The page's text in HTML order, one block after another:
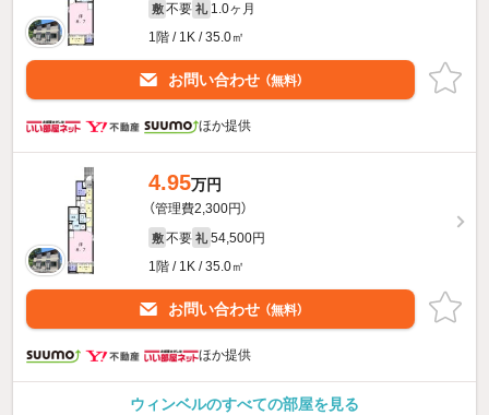
敷 不要 礼 1.0ヶ月
1階 / 1K / 35.0㎡
お問い合わせ （無料）
ほか提供
4.95万円
（管理費2,300円）
敷 不要 礼 54,500円
1階 / 1K / 35.0㎡
お問い合わせ （無料）
ほか提供
ウィンベルのすべての部屋を見る